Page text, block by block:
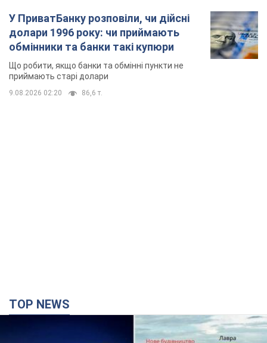
У ПриватБанку розповіли, чи дійсні
долари 1996 року: чи приймають
обмінники та банки такі купюри
Що робити, якщо банки та обмінні пункти не
приймають старі долари
9.08.2026 02:20 86,6 т.
TOP NEWS